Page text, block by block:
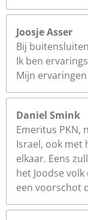
Joosje Asser
Bij
Ik ben
Mijn
Daniel Smink
Emeritus PKN,
Israel, ook met
elkaar. Eens
het Joodse
een voorschot